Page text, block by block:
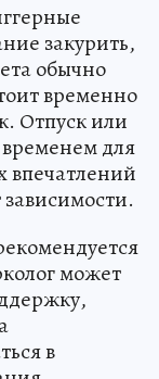
закурить,
обычно
временно
Отпуск или
для
впечатлений
может
в